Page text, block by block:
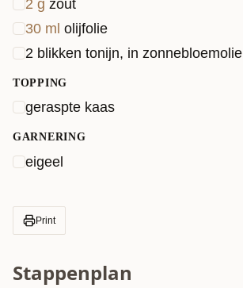
2 g zout
30 ml olijfolie
2 blikken tonijn, in zonnebloemolie
TOPPING
geraspte kaas
GARNERING
eigeel
Print
Stappenplan